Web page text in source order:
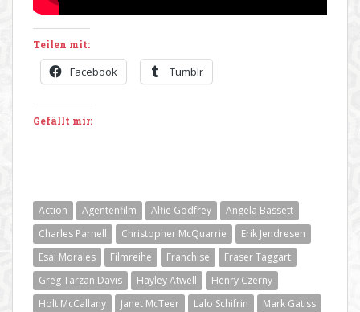
Teilen mit:
Facebook Tumblr
Gefällt mir:
Action Agentenfilm Alfie Godfrey
Angela Bassett
Charles Parnell
Christopher McQuarrie
Erik Jendresen
Esai Morales
Filmreihe Franchise
Fraser Taggart
Greg Tarzan Davis
Hayley Atwell
Henry Czerny
Holt McCallany
Janet McTeer Lalo Schifrin
Mark Gatiss